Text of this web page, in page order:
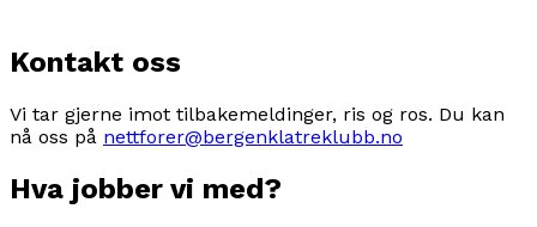
Kontakt oss
Vi tar gjerne imot tilbakemeldinger, ris og ros. Du kan
nå oss på nettforer@bergenklatreklubb.no
Hva jobber vi med?